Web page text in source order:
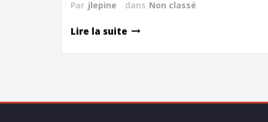
Par jlepine dans Non classé
Lire la suite